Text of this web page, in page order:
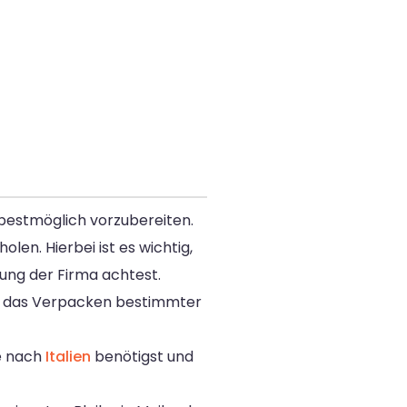
vorzubereiten.
Hierbei ist es wichtig,
der Firma achtest.
das Verpacken bestimmter
nach Italien benötigst und